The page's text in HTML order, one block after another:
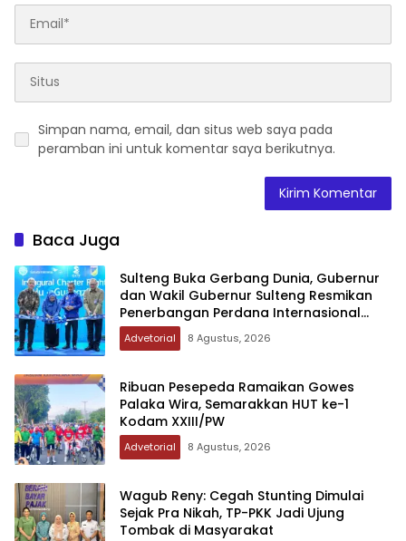
Simpan nama, email, dan situs web saya pada
peramban ini untuk komentar saya berikutnya.
Baca Juga
Sulteng Buka Gerbang Dunia, Gubernur
dan Wakil Gubernur Sulteng Resmikan
Penerbangan Perdana Internasional
Palu-Guangzhou
Advetorial 8 Agustus, 2026
Ribuan Pesepeda Ramaikan Gowes
Palaka Wira, Semarakkan HUT ke-1
Kodam XXIII/PW
Advetorial 8 Agustus, 2026
Wagub Reny: Cegah Stunting Dimulai
Sejak Pra Nikah, TP-PKK Jadi Ujung
Tombak di Masyarakat